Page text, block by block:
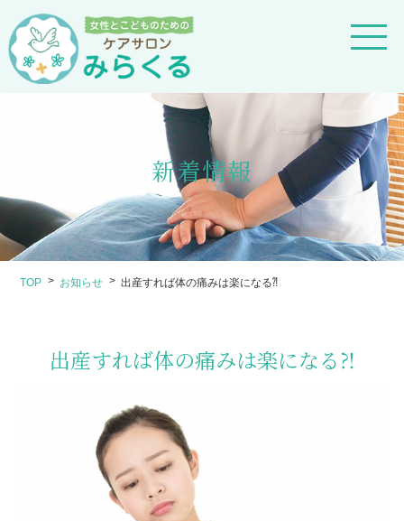
新着情報
TOP お知らせ 出産すれば体の痛みは楽になる⁈
出産すれば体の痛みは楽になる⁈